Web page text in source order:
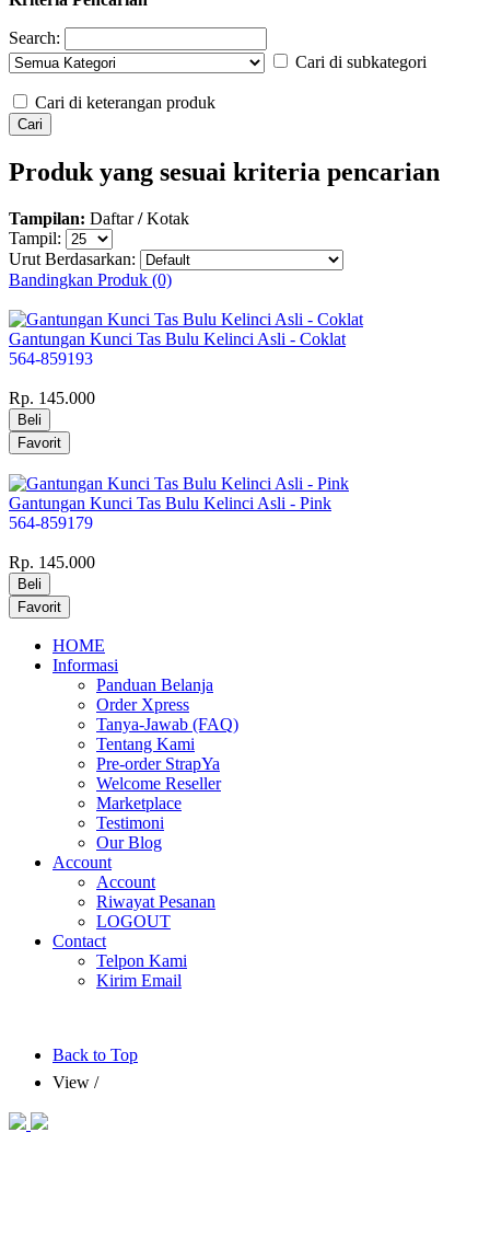
Search:
Cari di subkategori
Cari di keterangan produk
Produk yang sesuai kriteria pencarian
Tampilan: Daftar/ Kotak
Tampil:
Urut Berdasarkan:
Bandingkan Produk (0)
Gantungan Kunci Tas Bulu Kelinci Asli - Coklat
564-859193
Rp. 145.000
Gantungan Kunci Tas Bulu Kelinci Asli - Pink
564-859179
Rp. 145.000
HOME
Informasi
Panduan Belanja
Order Xpress
Tanya-Jawab (FAQ)
Tentang Kami
Pre-order StrapYa
Welcome Reseller
Marketplace
Testimoni
Our Blog
Account
Account
Riwayat Pesanan
LOGOUT
Contact
Telpon Kami
Kirim Email
Back to Top
View /